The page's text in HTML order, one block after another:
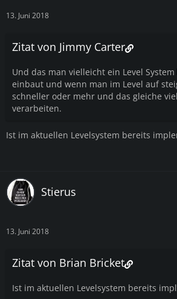
13. Juni 2018
Zitat von Jimmy Carter
Und das man vielleicht ein Level
einbaut und wenn man im Level auf
schneller oder mehr und das gleiche
verarbeiten.
Ist im aktuellen Levelsystem bereits
Stierus
13. Juni 2018
Zitat von Brian Bricket
Ist im aktuellen Levelsystem bereits